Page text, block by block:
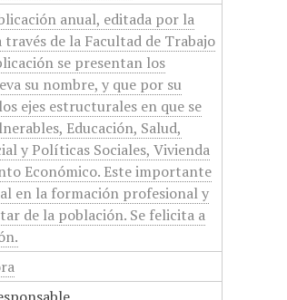
anual, editada por la
de la Facultad de Trabajo
se presentan los
su nombre, y que por su
ejes estructurales en que se
Educación, Salud,
y Políticas Sociales, Vivienda
Económico. Este importante
en la formación profesional y
de la población. Se felicita a